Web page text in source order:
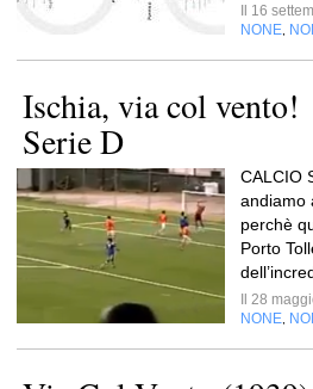
Il 16
NONE
Ischia, via col
Serie D
CALCIO
andiamo
perchè
Porto
Il 28
NONE